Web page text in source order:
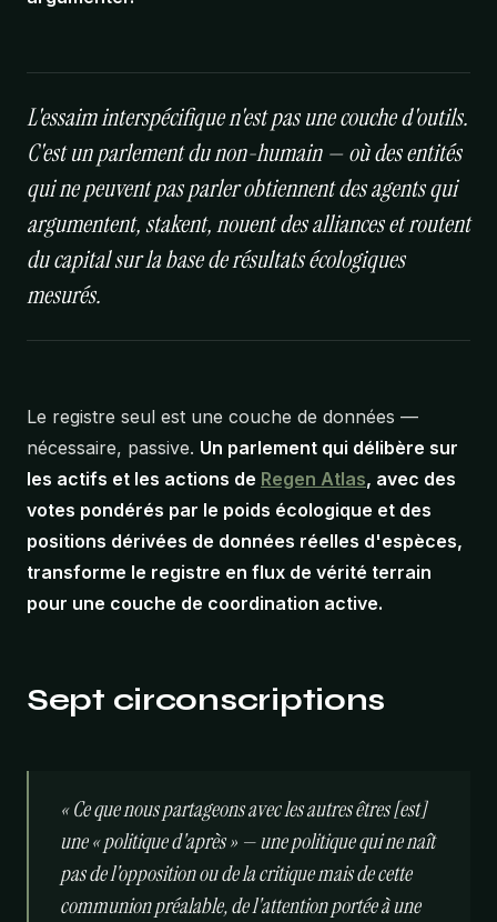
L'essaim interspécifique n'est pas une couche d'outils.
C'est un parlement du non-humain — où des entités
qui ne peuvent pas parler obtiennent des agents qui
argumentent, stakent, nouent des alliances et routent
du capital sur la base de résultats écologiques
mesurés.
Le registre seul est une couche de données —
nécessaire, passive. Un parlement qui délibère sur
les actifs et les actions de Regen Atlas, avec des
votes pondérés par le poids écologique et des
positions dérivées de données réelles d'espèces,
transforme le registre en flux de vérité terrain
pour une couche de coordination active.
Sept circonscriptions
« Ce que nous partageons avec les autres êtres [est]
une « politique d'après » — une politique qui ne naît
pas de l'opposition ou de la critique mais de cette
communion préalable, de l'attention portée à une